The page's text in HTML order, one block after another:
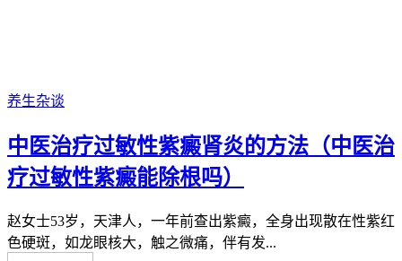
养生杂谈
中医治疗过敏性紫癜肾炎的方法（中医治
疗过敏性紫癜能除根吗）
赵女士53岁，天津人，一年前查出紫癜，全身出现散在性紫红
色硬斑，如龙眼核大，触之微痛，伴有发...